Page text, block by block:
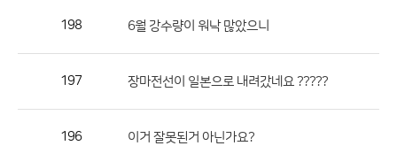
록
198 6월 강수량이 워낙 많았으니
197 장마전선이 일본으로 내려갔네요 ?????
196 이거 잘못된거 아닌가요?